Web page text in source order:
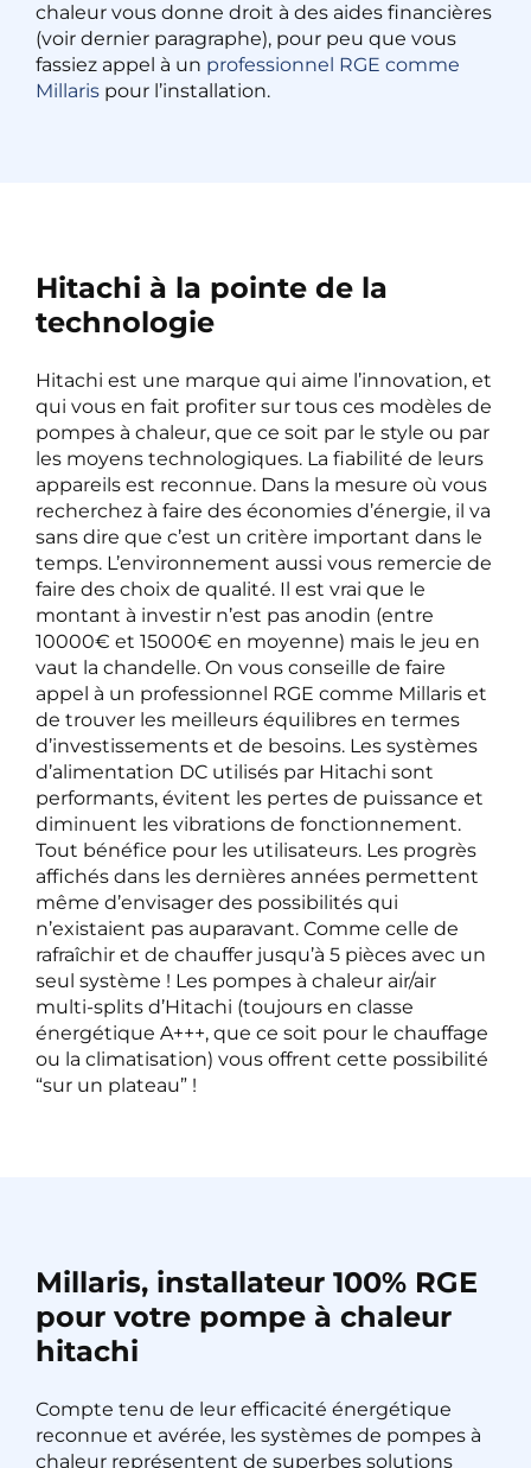
chaleur vous donne droit à des aides financières
(voir dernier paragraphe), pour peu que vous
fassiez appel à un professionnel RGE comme
Millaris pour l’installation.
Hitachi à la pointe de la
technologie
Hitachi est une marque qui aime l’innovation, et
qui vous en fait profiter sur tous ces modèles de
pompes à chaleur, que ce soit par le style ou par
les moyens technologiques. La fiabilité de leurs
appareils est reconnue. Dans la mesure où vous
recherchez à faire des économies d’énergie, il va
sans dire que c’est un critère important dans le
temps. L’environnement aussi vous remercie de
faire des choix de qualité. Il est vrai que le
montant à investir n’est pas anodin (entre
10000€ et 15000€ en moyenne) mais le jeu en
vaut la chandelle. On vous conseille de faire
appel à un professionnel RGE comme Millaris et
de trouver les meilleurs équilibres en termes
d’investissements et de besoins. Les systèmes
d’alimentation DC utilisés par Hitachi sont
performants, évitent les pertes de puissance et
diminuent les vibrations de fonctionnement.
Tout bénéfice pour les utilisateurs. Les progrès
affichés dans les dernières années permettent
même d’envisager des possibilités qui
n’existaient pas auparavant. Comme celle de
rafraîchir et de chauffer jusqu’à 5 pièces avec un
seul système ! Les pompes à chaleur air/air
multi-splits d’Hitachi (toujours en classe
énergétique A+++, que ce soit pour le chauffage
ou la climatisation) vous offrent cette possibilité
“sur un plateau” !
Millaris, installateur 100% RGE
pour votre pompe à chaleur
hitachi
Compte tenu de leur efficacité énergétique
reconnue et avérée, les systèmes de pompes à
chaleur représentent de superbes solutions